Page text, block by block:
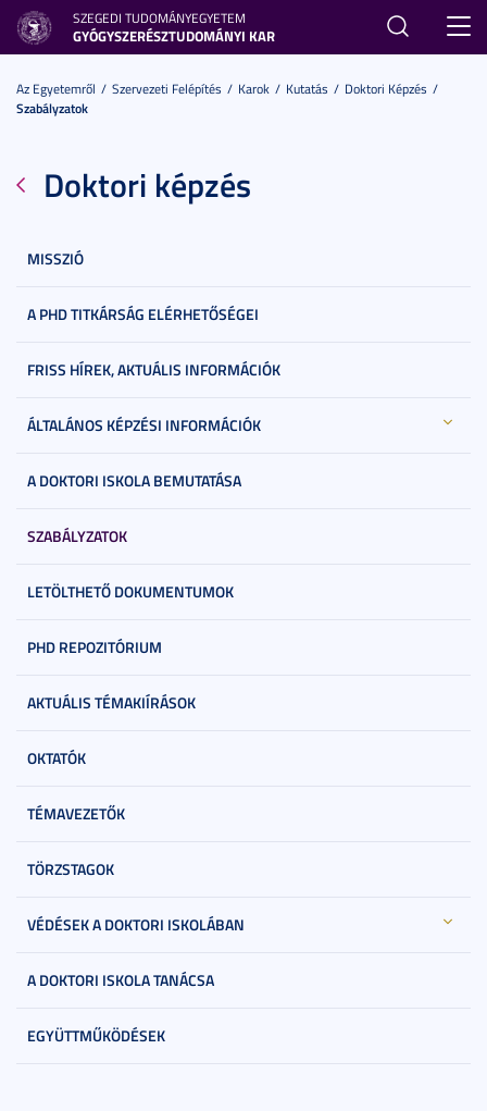
SZEGEDI TUDOMÁNYEGYETEM
GYÓGYSZERÉSZTUDOMÁNYI KAR
Az Egyetemről Szervezeti Felépítés Karok Kutatás
Doktori Képzés
Szabályzatok
Doktori képzés
MISSZIÓ
A PHD TITKÁRSÁG ELÉRHETŐSÉGEI
FRISS HÍREK, AKTUÁLIS INFORMÁCIÓK
ÁLTALÁNOS KÉPZÉSI INFORMÁCIÓK
A DOKTORI ISKOLA BEMUTATÁSA
SZABÁLYZATOK
LETÖLTHETŐ DOKUMENTUMOK
PHD REPOZITÓRIUM
AKTUÁLIS TÉMAKIÍRÁSOK
OKTATÓK
TÉMAVEZETŐK
TÖRZSTAGOK
VÉDÉSEK A DOKTORI ISKOLÁBAN
A DOKTORI ISKOLA TANÁCSA
EGYÜTTMŰKÖDÉSEK